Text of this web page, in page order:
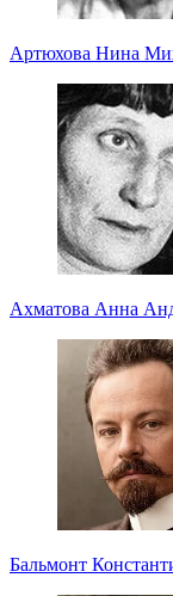
Артюхова Нина
Ахматова Анна
Бальмонт